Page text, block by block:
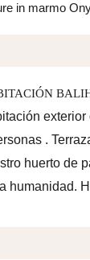
in marmo
.
huerto de
humanidad.